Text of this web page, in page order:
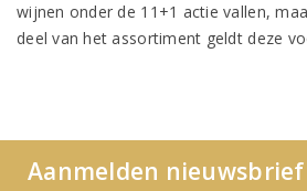
wijnen onder de 11+1 actie vallen,
deel van het assortiment geldt deze
Aanmelden nieuwsbrief